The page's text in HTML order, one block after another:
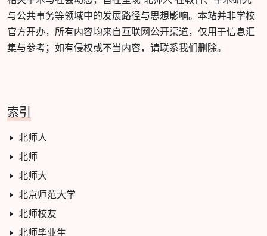
与公共事务等领域中的发展路径与思想影响。本站并非学校
官方开办，所有内容均来自互联网公开渠道，仅用于信息汇
集与参考；如有侵权或不当内容，请联系我们删除。
索引
北师人
北师
北师大
北京师范大学
北师校友
北师毕业生